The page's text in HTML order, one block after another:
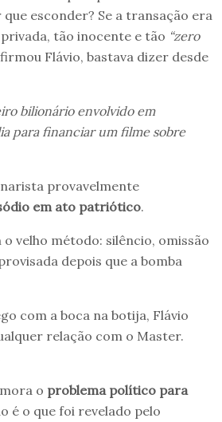
esconder? Se a transação era
tão inocente e tão “zero
Flávio, bastava dizer desde
bilionário envolvido em
para financiar um filme sobre
provavelmente
em ato patriótico.
velho método: silêncio, omissão
depois que a bomba
com a boca na botija, Flávio
relação com o Master.
o problema político para
é o que foi revelado pelo